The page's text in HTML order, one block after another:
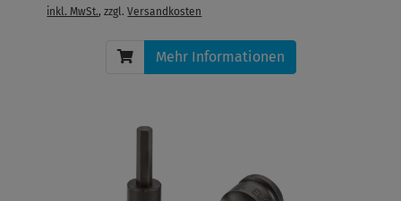
inkl. MwSt., zzgl.Versandkosten
Mehr Informationen